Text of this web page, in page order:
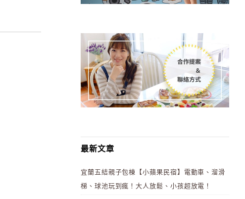
最新文章
宜蘭五結親子包棟【小蘋果民宿】電動車、溜滑
梯、球池玩到瘋！大人放鬆、小孩超放電！